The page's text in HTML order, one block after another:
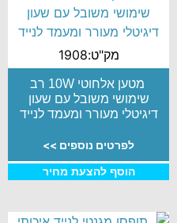
מק"ט:1908
מטען אלחוטי 10W רב
שימושי משובל עם שעון
דיגיטלי מעורר ומעמד לנייד
לפרטים נוספים >>
הוסף להצעת מחיר